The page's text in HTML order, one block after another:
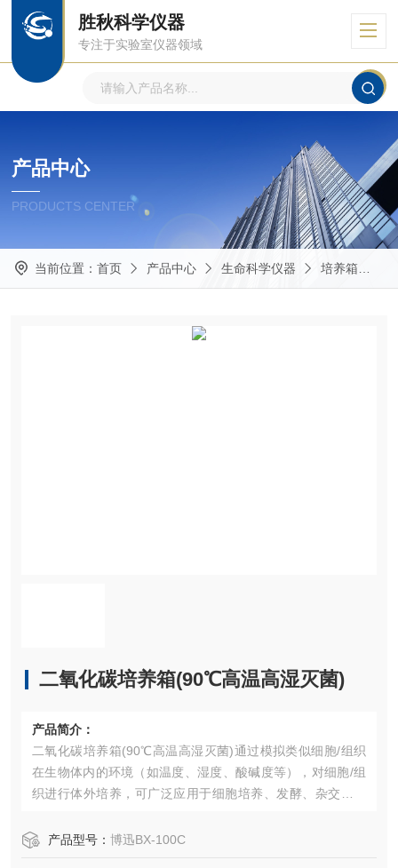
胜秋科学仪器
专注于实验室仪器领域
产品中心
PRODUCTS CENTER
当前位置： 首页 产品中心 生命科学仪器 培养箱
二氧化碳培养箱(90℃高温高湿灭菌)
产品简介：
二氧化碳培养箱(90℃高温高湿灭菌)通过模拟类似细胞/组织
在生物体内的环境（如温度、湿度、酸碱度等），对细胞/组
织进行体外培养，可广泛应用于细胞培养、发酵、杂交、细
疫学、病毒研究细胞学及近代基因工程研究等领域的研究。
产品型号： 博迅BX-100C